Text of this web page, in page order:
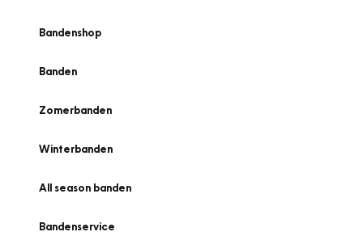
Bandenshop
Banden
Zomerbanden
Winterbanden
All season banden
Bandenservice